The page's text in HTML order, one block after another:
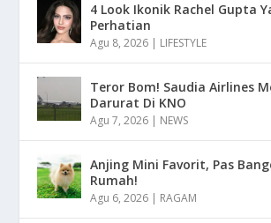
4 Look Ikonik Rachel Gupta
Perhatian
Agu 8, 2026 | LIFESTYLE
Teror Bom! Saudia Airlines
Darurat Di KNO
Agu 7, 2026 | NEWS
Anjing Mini Favorit, Pas
Rumah!
Agu 6, 2026 | RAGAM